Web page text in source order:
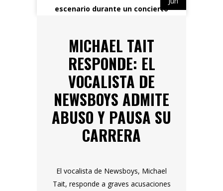
MICHAEL TAIT
RESPONDE: EL
VOCALISTA DE
NEWSBOYS ADMITE
ABUSO Y PAUSA SU
CARRERA
El vocalista de Newsboys, Michael
Tait, responde a graves acusaciones